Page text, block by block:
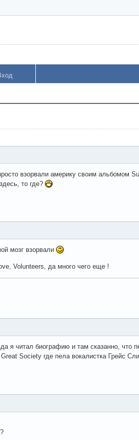
взорвали америку своим альбомом
то где?
мозг взорвали
Volunteers, да много чего еще !
я читал биографию и там сказанно, что
Society где пела вокалистка Грейс